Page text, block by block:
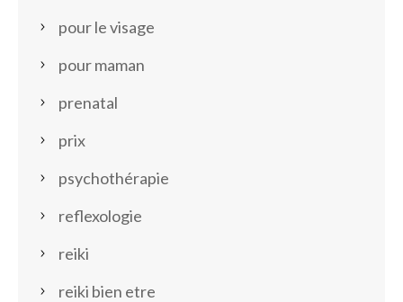
pour le visage
pour maman
prenatal
prix
psychothérapie
reflexologie
reiki
reiki bien etre